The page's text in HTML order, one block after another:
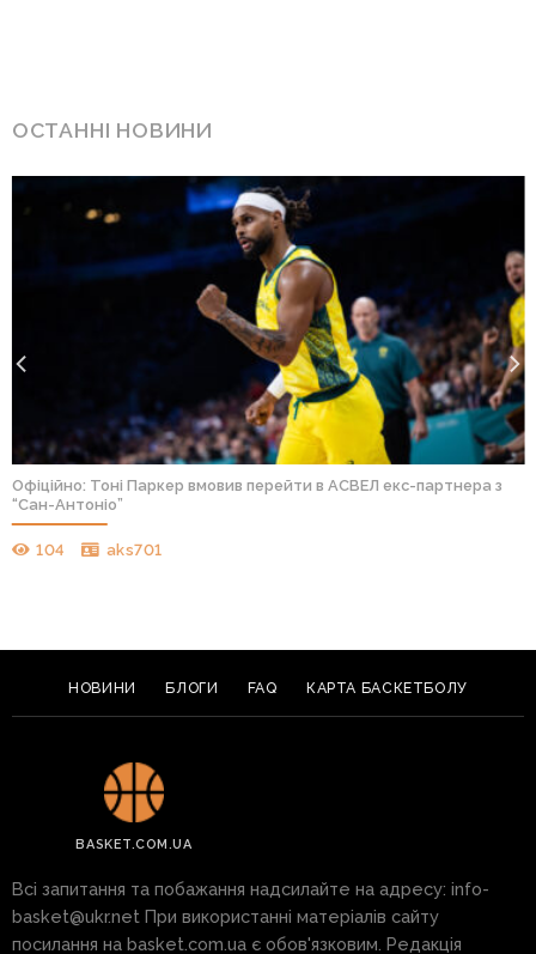
ОСТАННІ НОВИНИ
Офіційно: Тоні Паркер вмовив перейти в АСВЕЛ екс-партнера з
“Сан-Антоніо”
104 aks701
НОВИНИ БЛОГИ FAQ КАРТА БАСКЕТБОЛУ
BASKET.COM.UA
Всі запитання та побажання надсилайте на адресу: info-
basket@ukr.net При використанні матеріалів сайту
посилання на basket.com.ua є обов'язковим. Редакція